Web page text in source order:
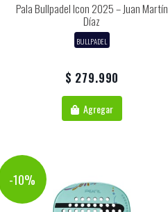
Pala Bullpadel Icon 2025 – Juan Martín
Díaz
BULLPADEL
$ 279.990
Agregar
-10%